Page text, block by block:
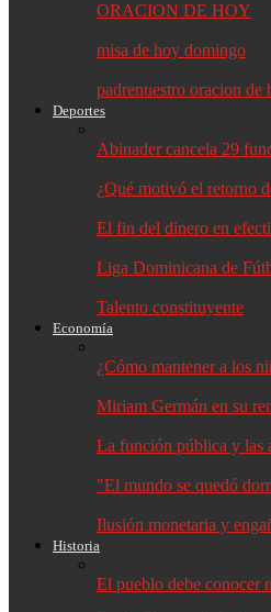
ORACION DE HOY
misa de hoy domingo
padrenuestro oracion de
Deportes
Abinader cancela 29
¿Qué motivó el retorno
El fin del dinero en
Liga Dominicana de
Talento constituyente
Economía
¿Cómo mantener a los
Miriam Germán en su
La función pública y las
"El mundo se quedó
Ilusión monetaria y
Historia
El pueblo debe conocer